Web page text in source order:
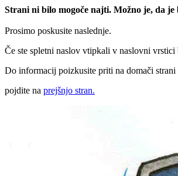
Strani ni bilo mogoče najti. Možno je, da
Prosimo poskusite naslednje.
Če ste spletni naslov vtipkali v naslovni
Do informacij poizkusite priti na domači strani
pojdite na prejšnjo stran.